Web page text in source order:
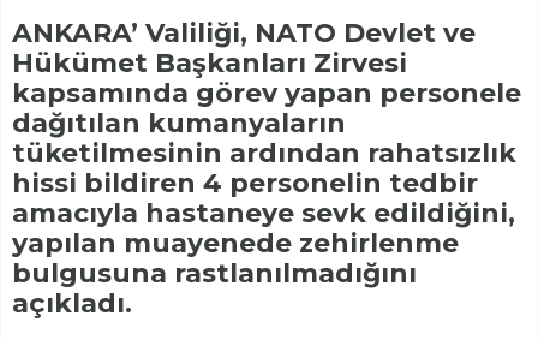
ANKARA’ Valiliği, NATO Devlet ve
Hükümet Başkanları Zirvesi
kapsamında görev yapan personele
dağıtılan kumanyaların
tüketilmesinin ardından rahatsızlık
hissi bildiren 4 personelin tedbir
amacıyla hastaneye sevk edildiğini,
yapılan muayenede zehirlenme
bulgusuna rastlanılmadığını
açıkladı.